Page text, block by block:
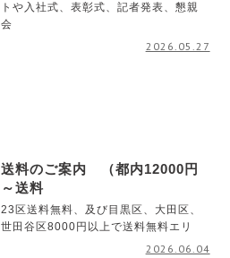
トや入社式、表彰式、記者発表、懇親
会
2026.05.27
送料のご案内 （都内12000円
～送料
23区送料無料、及び目黒区、大田区、
世田谷区8000円以上で送料無料エリ
2026.06.04